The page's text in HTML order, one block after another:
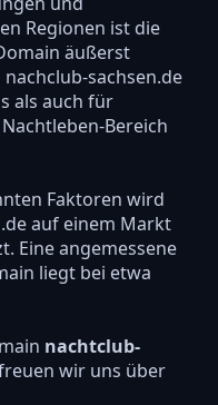
Regionen ist die
äußerst
sachsen.de
als auch für
Bereich
Faktoren wird
auf einem Markt
Eine angemessene
liegt bei etwa
nachtclub-
wir uns über